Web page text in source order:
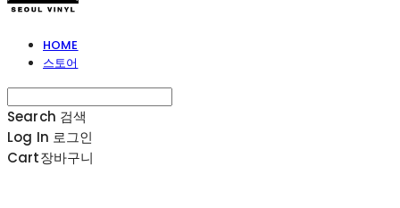
HOME
스토어
Search 검색
Log In 로그인
Cart장바구니